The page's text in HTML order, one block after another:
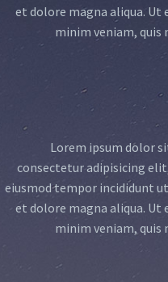
et dolore magna aliqua. Ut
minim veniam, quis
Lorem ipsum dolor
consectetur adipisicing
eiusmod tempor incididunt
et dolore magna aliqua. Ut
minim veniam, quis